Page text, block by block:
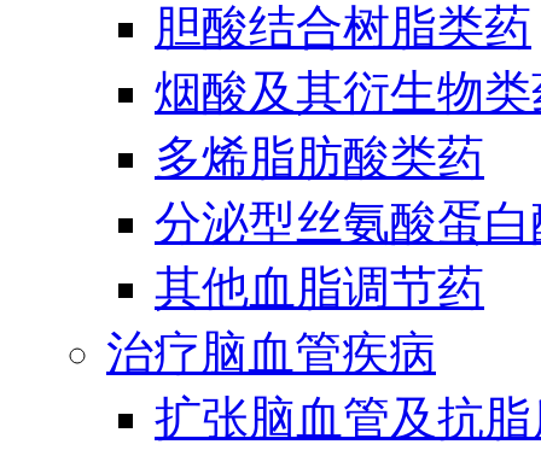
胆酸结合树脂类药
烟酸及其衍生物
多烯脂肪酸类药
分泌型丝氨酸蛋
其他血脂调节药
治疗脑血管疾病
扩张脑血管及抗